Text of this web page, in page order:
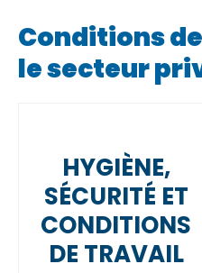
Conditions
le secteur
HYGIÈNE,
SÉCURITÉ ET
CONDITIONS
DE TRAVAIL